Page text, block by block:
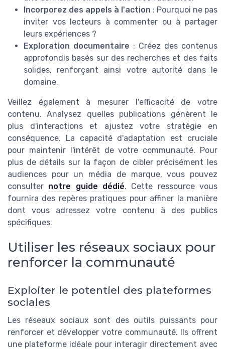
Incorporez des appels à l'action : Pourquoi ne pas
inviter vos lecteurs à commenter ou à partager
leurs expériences ?
Exploration documentaire : Créez des contenus
approfondis basés sur des recherches et des faits
solides, renforçant ainsi votre autorité dans le
domaine.
Veillez également à mesurer l'efficacité de votre
contenu. Analysez quelles publications génèrent le
plus d'interactions et ajustez votre stratégie en
conséquence. La capacité d'adaptation est cruciale
pour maintenir l'intérêt de votre communauté. Pour
plus de détails sur la façon de cibler précisément les
audiences pour un média de marque, vous pouvez
consulter notre guide dédié. Cette ressource vous
fournira des repères pratiques pour affiner la manière
dont vous adressez votre contenu à des publics
spécifiques.
Utiliser les réseaux sociaux pour
renforcer la communauté
Exploiter le potentiel des plateformes
sociales
Les réseaux sociaux sont des outils puissants pour
renforcer et développer votre communauté. Ils offrent
une plateforme idéale pour interagir directement avec